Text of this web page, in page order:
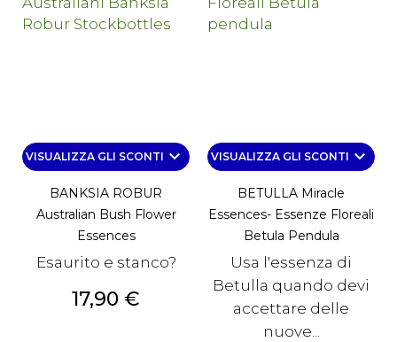
VISUALIZZA GLI SCONTI keyboard_arrow_down
BANKSIA ROBUR
Australian Bush Flower
Essences
Esaurito e stanco?
Prezzo
17,90 €
VISUALIZZA GLI SCONTI keyboard_arrow_down
BETULLA Miracle
Essences- Essenze Floreali
Betula Pendula
Usa l'essenza di
Betulla quando devi
accettare delle
nuove...